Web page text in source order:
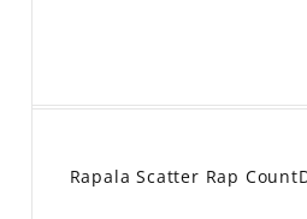
Rapala Scatter Rap